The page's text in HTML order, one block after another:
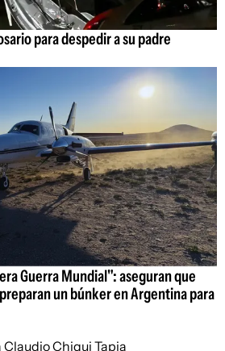
para despedir a su padre
Guerra Mundial": aseguran que
un búnker en Argentina para